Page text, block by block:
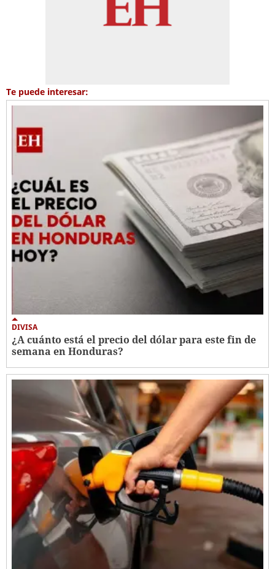
Te puede interesar:
DIVISA
¿A cuánto está el precio del dólar para este fin de
semana en Honduras?